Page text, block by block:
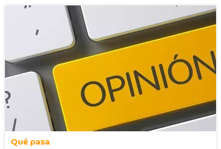
Qué pasa